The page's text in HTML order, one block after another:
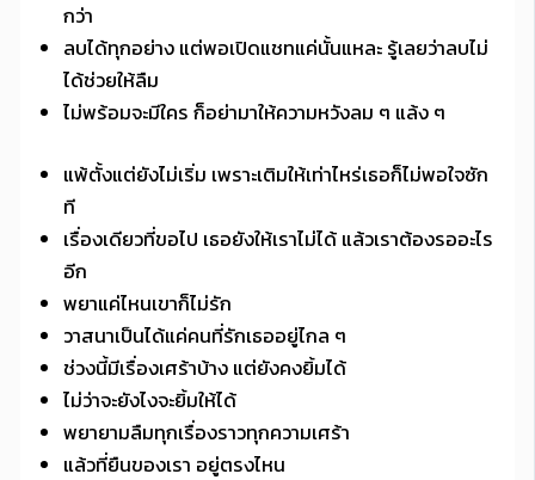
กว่า
ลบได้ทุกอย่าง แต่พอเปิดแชทแค่นั้นแหละ รู้เลยว่าลบไม่
ได้ช่วยให้ลืม
ไม่พร้อมจะมีใคร ก็อย่ามาให้ความหวังลม ๆ แล้ง ๆ
แพ้ตั้งแต่ยังไม่เริ่ม เพราะเติมให้เท่าไหร่เธอก็ไม่พอใจซัก
ที
เรื่องเดียวที่ขอไป เธอยังให้เราไม่ได้ แล้วเราต้องรออะไร
อีก
พยาแค่ไหนเขาก็ไม่รัก
วาสนาเป็นได้แค่คนที่รักเธออยู่ไกล ๆ
ช่วงนี้มีเรื่องเศร้าบ้าง แต่ยังคงยิ้มได้
ไม่ว่าจะยังไงจะยิ้มให้ได้
พยายามลืมทุกเรื่องราวทุกความเศร้า
แล้วที่ยืนของเรา อยู่ตรงไหน